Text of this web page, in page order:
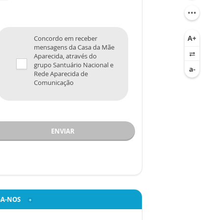
Concordo em receber
mensagens da Casa da Mãe
Aparecida, através do
grupo Santuário Nacional e
Rede Aparecida de
Comunicação
ENVIAR
NOS